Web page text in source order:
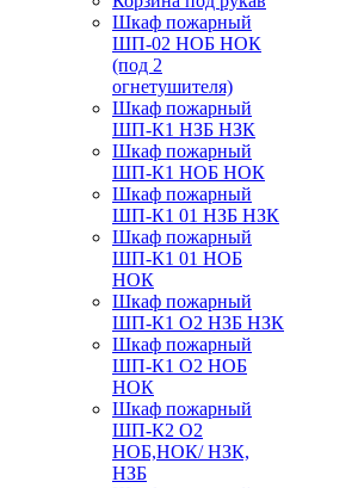
Шкаф пожарный
ШП-02 НОБ НОК
(под 2
огнетушителя)
Шкаф пожарный
ШП-К1 НЗБ НЗК
Шкаф пожарный
ШП-К1 НОБ НОК
Шкаф пожарный
ШП-К1 01 НЗБ НЗК
Шкаф пожарный
ШП-К1 01 НОБ
НОК
Шкаф пожарный
ШП-К1 О2 НЗБ НЗК
Шкаф пожарный
ШП-К1 О2 НОБ
НОК
Шкаф пожарный
ШП-К2 О2
НОБ,НОК/ НЗК,
НЗБ